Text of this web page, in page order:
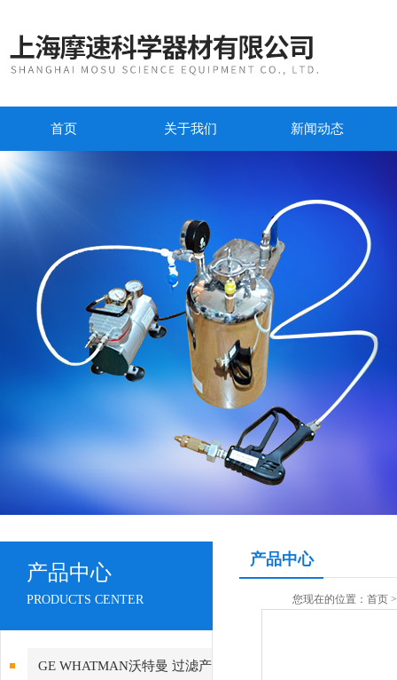
首页 关于我们 新闻动态
产品中心
PRODUCTS CENTER
GE WHATMAN沃特曼 过滤产
产品中心
您现在的位置： 首页